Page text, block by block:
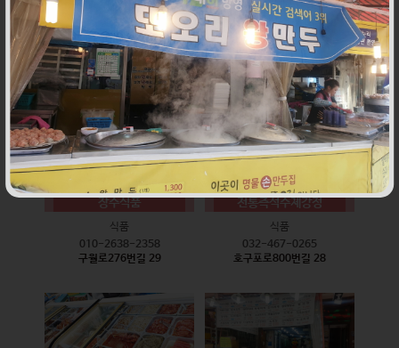
010-9528-3759
구월로276번길 17
식품
032-468-6024
구월로276번길 29
장수식품
식품
010-2638-2358
구월로276번길 29
전통즉석수제강정
식품
032-467-0265
호구포로800번길 28